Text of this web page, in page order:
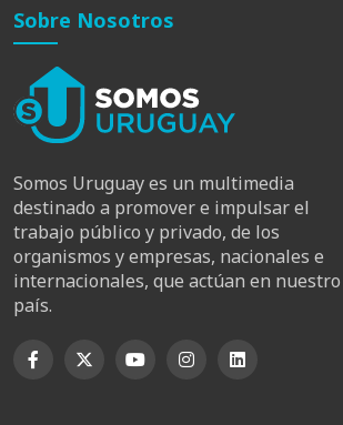
Sobre Nosotros
Somos Uruguay es un multimedia
destinado a promover e impulsar el
trabajo público y privado, de los
organismos y empresas, nacionales e
internacionales, que actúan en nuestro
país.